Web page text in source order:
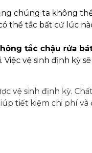
chúng ta không
thể tắc bất cứ lúc
tắc chậu rửa
vệ sinh định kỳ sẽ
vệ sinh định kỳ.
tiết kiệm chi phí và